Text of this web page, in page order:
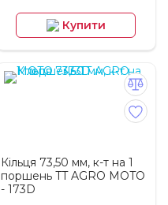
Купити
Кільця 73,50 мм, к-т на 1
поршень TT AGRO MOTO
- 173D